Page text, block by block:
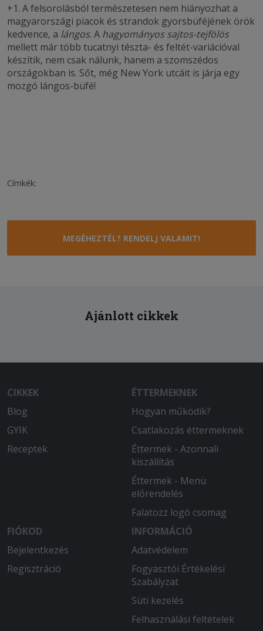
+1. A felsorolásból természetesen nem hiányozhat a
magyarországi piacok és strandok gyorsbüféjének örök
kedvence, a lángos. A hagyományos sajtos-tejfölös
mellett már több tucatnyi tészta- és feltét-variációval
készítik, nem csak nálunk, hanem a szomszédos
országokban is. Sőt, még New York utcáit is járja egy
mozgó lángos-büfé!
Címkék:
MEGÉHEZTÉL? RENDELJ VALAMIT!
Ajánlott cikkek
CIKKEK
Blog
GYIK
Receptek
ÉTTERMEKNEK
Hogyan működik?
Csatlakozás éttermeknek
Éttermek - Azonnali
kiszállítás
Éttermek - Menü
előrendelés
Falatozz logó csomag
FIÓKOD
Bejelentkezés
Regisztráció
INFORMÁCIÓ
Adatvédelem
Fogyasztói Értékelési
Szabályzat
Süti kezelés
Felhasználási feltételek